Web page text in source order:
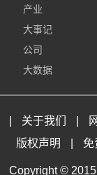
产业
大事记
公司
大数据
关于我们
版权声明
免
Copyright ©